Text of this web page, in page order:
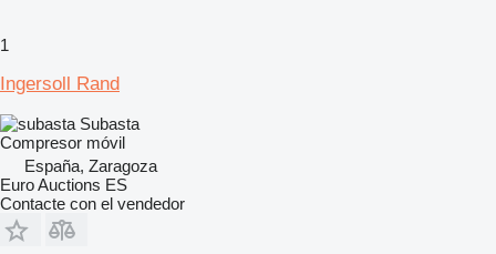
1
Ingersoll Rand
Subasta
Compresor móvil
España, Zaragoza
Euro Auctions ES
Contacte con el vendedor